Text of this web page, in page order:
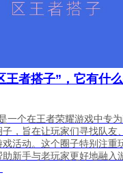
王者搭子”，它有什
一个在王者荣耀游戏中专
，旨在让玩家们寻找队友
活动。这个圈子特别注重
新手与老玩家更好地融入